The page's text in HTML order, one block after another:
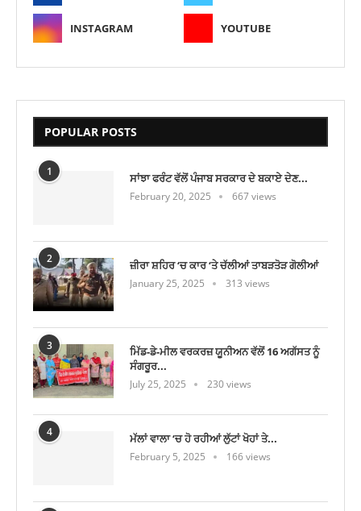
INSTAGRAM YOUTUBE
POPULAR POSTS
1 ਸਾਂਝਾ ਫਰੰਟ ਵੱਲੋਂ ਪੰਜਾਬ ਸਰਕਾਰ ਦੇ ਬਕਾਏ ਦੇਣ...
February 20, 2025 667 views
2 ਜ਼ੀਰਾ ਸ਼ਹਿਰ ‘ਚ ਕਾਰ ‘ਤੇ ਚੱਲੀਆਂ ਤਾਬੜਤੋੜ ਗੋਲੀਆਂ
January 25, 2025 313 views
3
ਮਿੱਡ-ਡੇ-ਮੀਲ ਵਰਕਰਜ਼ ਯੂਨੀਅਨ ਵੱਲੋਂ 16 ਅਗੱਸਤ ਨੂੰ
ਸੰਗਰੂਰ...
July 25, 2025 230 views
4 ਮੱਲਾਂ ਵਾਲਾ ‘ਚ ਹੋ ਰਹੀਆਂ ਲੁੱਟਾਂ ਖੋਹਾਂ ਤੇ...
February 5, 2025 166 views